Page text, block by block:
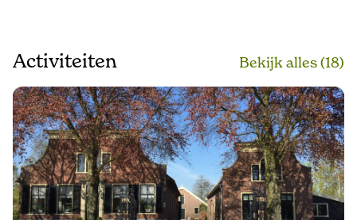
Activiteiten Bekijk alles(18)